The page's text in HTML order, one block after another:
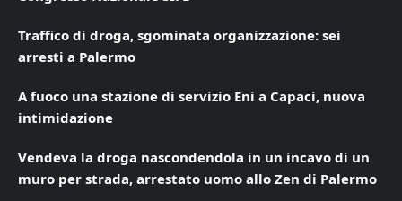
Traffico di droga, sgominata organizzazione: sei
arresti a Palermo
A fuoco una stazione di servizio Eni a Capaci, nuova
intimidazione
Vendeva la droga nascondendola in un incavo di un
muro per strada, arrestato uomo allo Zen di Palermo